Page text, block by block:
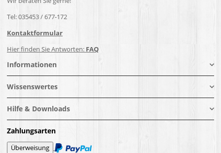
Tel: 035453 / 677-172
Kontaktformular
Hier finden Sie Antworten: FAQ
Informationen
Wissenswertes
Hilfe & Downloads
Zahlungsarten